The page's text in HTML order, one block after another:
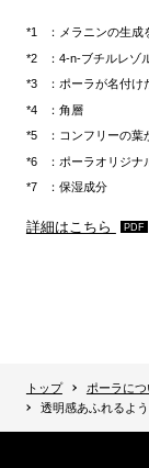
：メラニンの生
：4-n-ブチルレゾ
：ポーラが名付け
：角層
：コンフリーの
：ポーラオリジナ
：保湿成分
詳細はこちら
トップ ポーラにつ
透明感あふれるよう